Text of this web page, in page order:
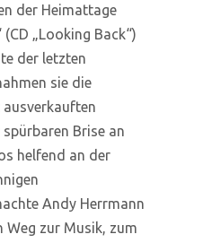
der Heimattage
„Looking Back“)
der letzten
sie die
ausverkauften
Brise an
helfend an der
Andy Herrmann
Weg zur Musik, zum